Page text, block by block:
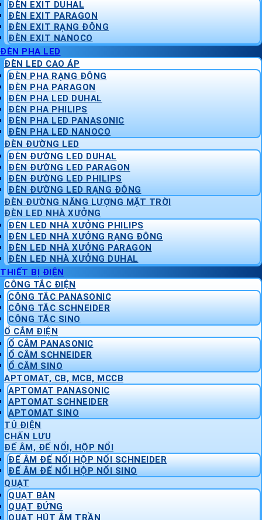
ĐÈN EXIT DUHAL
ĐÈN EXIT PARAGON
ĐÈN EXIT RẠNG ĐÔNG
ĐÈN EXIT NANOCO
ĐÈN PHA LED
ĐÈN LED CAO ÁP
ĐÈN PHA RẠNG ĐÔNG
ĐÈN PHA PARAGON
ĐÈN PHA LED DUHAL
ĐÈN PHA PHILIPS
ĐÈN PHA LED PANASONIC
ĐÈN PHA LED NANOCO
ĐÈN ĐƯỜNG LED
ĐÈN ĐƯỜNG LED DUHAL
ĐÈN ĐƯỜNG LED PARAGON
ĐÈN ĐƯỜNG LED PHILIPS
ĐÈN ĐƯỜNG LED RẠNG ĐÔNG
ĐÈN ĐƯỜNG NĂNG LƯỢNG MẶT TRỜI
ĐÈN LED NHÀ XƯỞNG
ĐÈN LED NHÀ XƯỞNG PHILIPS
ĐÈN LED NHÀ XƯỞNG RẠNG ĐÔNG
ĐÈN LED NHÀ XƯỞNG PARAGON
ĐÈN LED NHÀ XƯỞNG DUHAL
THIẾT BỊ ĐIỆN
CÔNG TẮC ĐIỆN
CÔNG TẮC PANASONIC
CÔNG TẮC SCHNEIDER
CÔNG TẮC SINO
Ổ CẮM ĐIỆN
Ổ CẮM PANASONIC
Ổ CẮM SCHNEIDER
Ổ CẮM SINO
APTOMAT, CB, MCB, MCCB
APTOMAT PANASONIC
APTOMAT SCHNEIDER
APTOMAT SINO
TỦ ĐIỆN
CHẤN LƯU
ĐẾ ÂM, ĐẾ NỔI, HỘP NỔI
ĐẾ ÂM ĐẾ NỔI HỘP NỔI SCHNEIDER
ĐẾ ÂM ĐẾ NỔI HỘP NỔI SINO
QUẠT
QUẠT BÀN
QUẠT ĐỨNG
QUẠT HÚT ÂM TRẦN